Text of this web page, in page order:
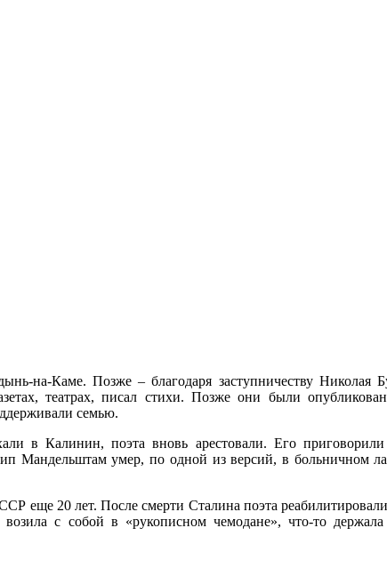
на-Каме. Позже – благодаря заступничеству
театрах, писал стихи. Позже они были
семью.
в Калинин, поэта вновь арестовали. Его
Мандельштам умер, по одной из версий, в больничном
20 лет. После смерти Сталина поэта
с собой в «рукописном чемодане», что-то